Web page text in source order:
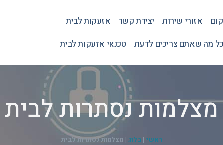
אזורי שירות יצירת קשר
אזעקות לבית
מה שאתם צריכים לדעת
טכנאי אזעקות לבית
מצלמות נסתרות לבית
ראשי | בלוג | מצלמות נסתרות לבית